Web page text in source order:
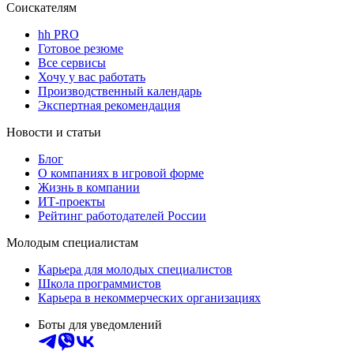
Соискателям
hh PRO
Готовое резюме
Все сервисы
Хочу у вас работать
Производственный календарь
Экспертная рекомендация
Новости и статьи
Блог
О компаниях в игровой форме
Жизнь в компании
ИТ-проекты
Рейтинг работодателей России
Молодым специалистам
Карьера для молодых специалистов
Школа программистов
Карьера в некоммерческих организациях
Боты для уведомлений